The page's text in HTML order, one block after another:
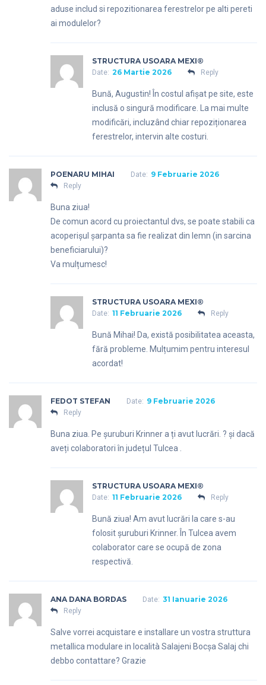
aduse includ si repozitionarea ferestrelor pe alti pereti
ai modulelor?
STRUCTURA USOARA MEXI®
Date: 26 Martie 2026 Reply
Bună, Augustin! În costul afișat pe site, este
inclusă o singură modificare. La mai multe
modificări, incluzând chiar repoziționarea
ferestrelor, intervin alte costuri.
POENARU MIHAI Date: 9 Februarie 2026
Reply
Buna ziua!
De comun acord cu proiectantul dvs, se poate stabili ca
acoperișul șarpanta sa fie realizat din lemn (in sarcina
beneficiarului)?
Va mulțumesc!
STRUCTURA USOARA MEXI®
Date: 11 Februarie 2026 Reply
Bună Mihai! Da, există posibilitatea aceasta,
fără probleme. Mulțumim pentru interesul
acordat!
FEDOT STEFAN Date: 9 Februarie 2026
Reply
Buna ziua. Pe șuruburi Krinner a ți avut lucrări. ? și dacă
aveți colaboratori în județul Tulcea .
STRUCTURA USOARA MEXI®
Date: 11 Februarie 2026 Reply
Bună ziua! Am avut lucrări la care s-au
folosit șuruburi Krinner. În Tulcea avem
colaborator care se ocupă de zona
respectivă.
ANA DANA BORDAS Date: 31 Ianuarie 2026
Reply
Salve vorrei acquistare e installare un vostra struttura
metallica modulare in località Salajeni Bocșa Salaj chi
debbo contattare? Grazie